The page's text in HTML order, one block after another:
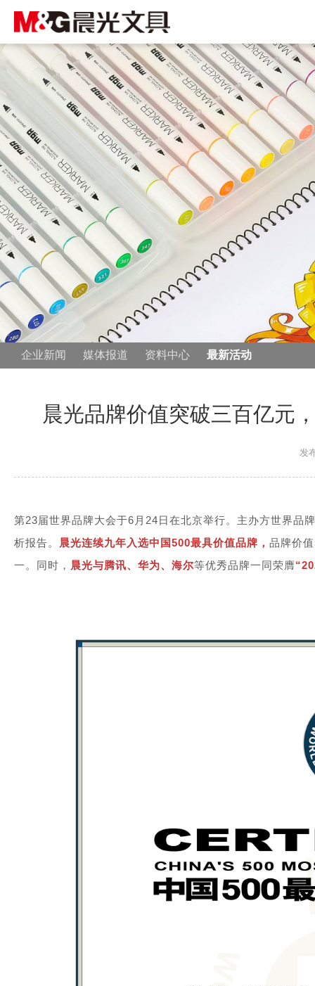
企业新闻 媒体报道 资料中心 最新活动
晨光品牌价值突破三百亿元
发
第23届世界品牌大会于6月24日在北京举行。主办方世界品
析报告。
晨光连续九年入选中国500最具价值品牌， 品牌价
一。同时， 晨光与腾讯、华为、海尔等优秀品牌一同荣膺